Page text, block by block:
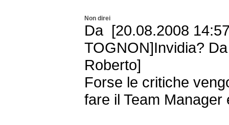
Non direi
Da [20.08.2008
TOGNON]Invidia?
Roberto]
Forse le critiche
fare il Team